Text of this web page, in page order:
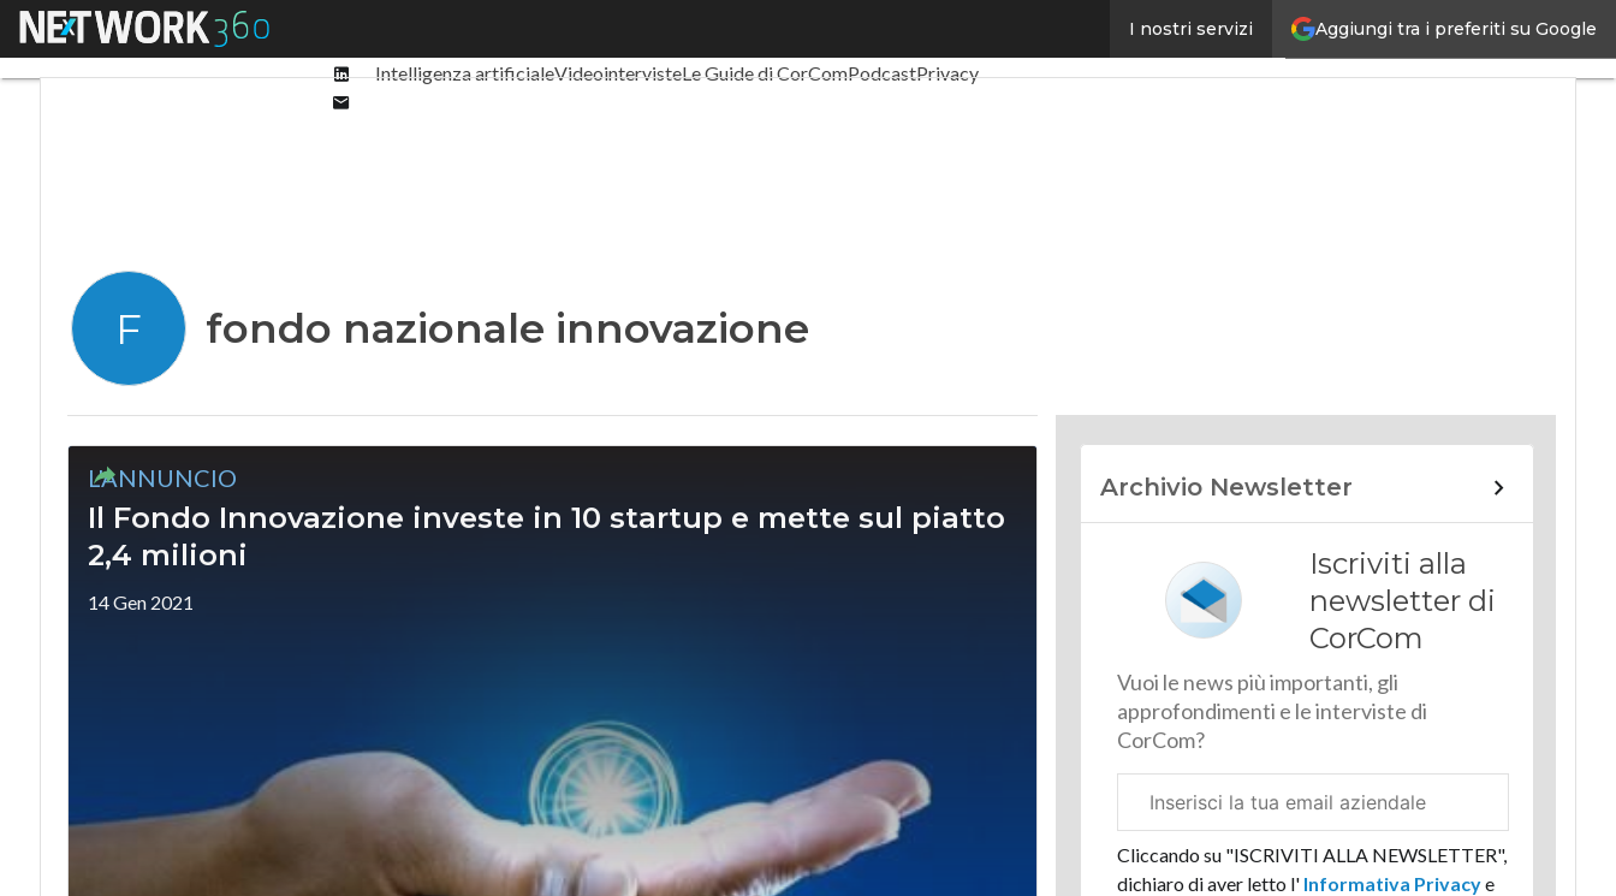
Aggiungi tra i preferiti su Google
I nostri servizi
Menu
Linkedin
Intelligenza artificialeVideointervisteLe Guide di CorComPodcastPrivacy
F fondo nazionale innovazione
L'ANNUNCIO
Il Fondo Innovazione investe in 10 startup e mette sul piatto
2,4 milioni
14 Gen 2021
Archivio Newsletter
Iscriviti alla
newsletter di
CorCom
Vuoi le news più importanti, gli
approfondimenti e le interviste di
CorCom?
aziendale
Cliccando su "ISCRIVITI ALLA NEWSLETTER",
dichiaro di aver letto l'Informativa Privacye